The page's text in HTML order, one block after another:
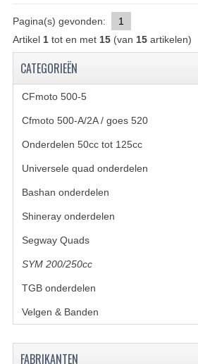
STUUR INRICHTING
Pagina(s) gevonden:
1
Artikel 1tot en met 15(van 15artikelen)
CATEGORIEËN
CFmoto 500-5(5)
Cfmoto 500-A/2A / goes 520(347)
Onderdelen 50cc tot 125cc(49)
Universele quad onderdelen
Bashan onderdelen
Shineray onderdelen
Segway Quads(6)
SYM 200/250cc(15)
TGB onderdelen
Velgen & Banden
FABRIKANTEN